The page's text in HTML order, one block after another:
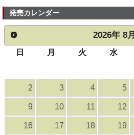
発売カレンダー
2026年 8月
日 月 火 水
2 3 4 5
9 10 11 12
16 17 18 19